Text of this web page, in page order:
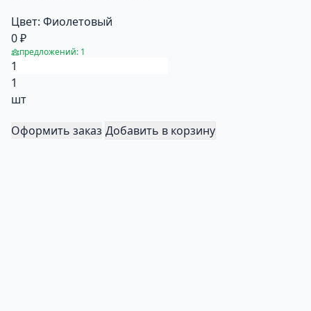
Цвет: Фиолетовый
0 ₽
предложений: 1
1
шт
Оформить заказ Добавить в корзину